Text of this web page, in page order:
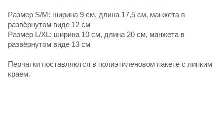
Размер S/M: ширина 9 см, длина 17,5 см, манжета в
развёрнутом виде 12 см
Pазмер L/XL: ширина 10 см, длина 20 см, манжета в
развёрнутом виде 13 см
Перчатки поставляются в полиэтиленовом пакете с липким
краем.